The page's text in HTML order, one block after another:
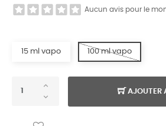
Aucun avis pour le
15 ml vapo 100 ml vapo
AJOUTER